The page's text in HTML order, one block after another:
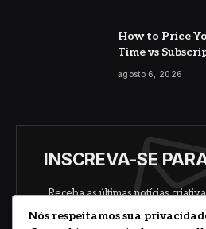
How to Price
Time vs
agosto 6, 2026
INSCREVA-SE
Receba as últimas notícias
sobre arte, design e
Nós respeitamos sua